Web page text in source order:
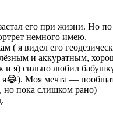
его при жизни. Но по
немного имею.
( я видел его
и аккуратным,
и я) сильно любил
я😂). Моя мечта —
но пока слишком рано)